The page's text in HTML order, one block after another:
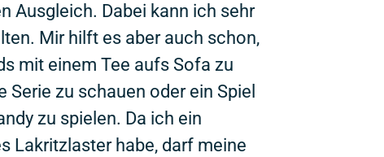
Ausgleich. Dabei kann ich sehr
Mir hilft es aber auch schon,
mit einem Tee aufs Sofa zu
Serie zu schauen oder ein Spiel
zu spielen. Da ich ein
Lakritzlaster habe, darf meine